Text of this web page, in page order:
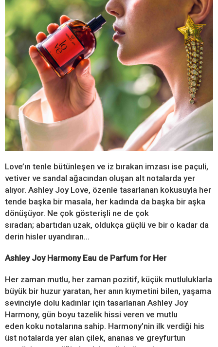
Love’ın tenle bütünleşen ve iz bırakan imzası ise paçuli,
vetiver ve sandal ağacından oluşan alt notalarda yer
alıyor. Ashley Joy Love, özenle tasarlanan kokusuyla her
tende başka bir masala, her kadında da başka bir aşka
dönüşüyor. Ne çok gösterişli ne de çok
sıradan; abartıdan uzak, oldukça güçlü ve bir o kadar da
derin hisler uyandıran…
Ashley Joy Harmony Eau de Parfum for Her
Her zaman mutlu, her zaman pozitif, küçük mutluluklarla
büyük bir huzur yaratan, her anın kıymetini bilen, yaşama
sevinciyle dolu kadınlar için tasarlanan Ashley Joy
Harmony, gün boyu tazelik hissi veren ve mutlu
eden koku notalarına sahip. Harmony’nin ilk verdiği his
üst notalarda yer alan çilek, ananas ve greyfurtun